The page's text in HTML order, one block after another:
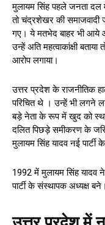
मुलायम सिंह पहले जनता दल
तो चंद्रशेखर की समाजवादी
गए। ये मतभेद बाहर भी आये
उन्हें अति महत्वाकांक्षी
आरोप लगाया।
उत्तर प्रदेश के राजनीतिक
परिचित थे । उन्हें भी लगने
बड़े नेता के रूप में खुद को
दलित पिछड़े समीकरण के
मुलायम सिंह यादव नई
1992 में मुलायम सिंह यादव ने
पार्टी के संस्थापक अध्यक्ष बने।